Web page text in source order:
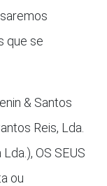
que se
& Santos
Reis, Lda.
OS SEUS
ou